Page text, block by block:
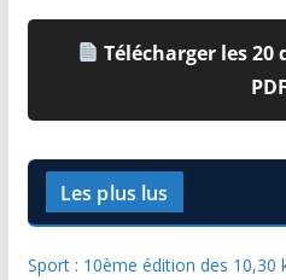
Télécharger les
PDF
Les plus lus
Sport : 10ème édition des 10,30